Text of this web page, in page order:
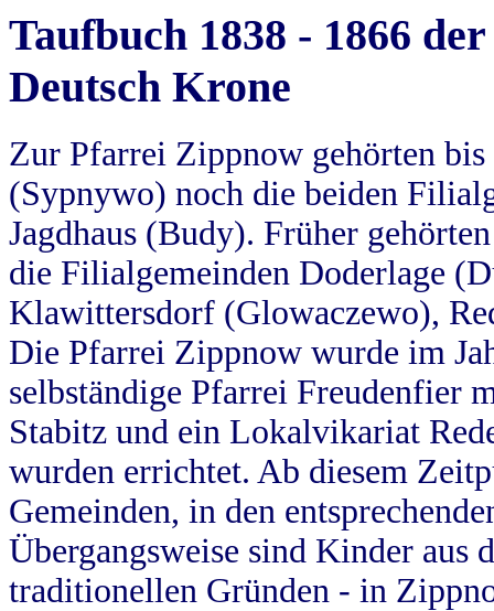
Taufbuch 1838 - 1866
Deutsch Krone
Zur Pfarrei Zippnow gehörten
(Sypnywo) noch die beiden
Jagdhaus (Budy). Früher
die Filialgemeinden Doderlage
Klawittersdorf (Glowaczewo),
Die Pfarrei Zippnow wurde im
selbständige Pfarrei Freudenfier
Stabitz und ein Lokalvikariat
wurden errichtet. Ab diesem
Gemeinden, in den
Übergangsweise sind Kinder aus
traditionellen Gründen - in